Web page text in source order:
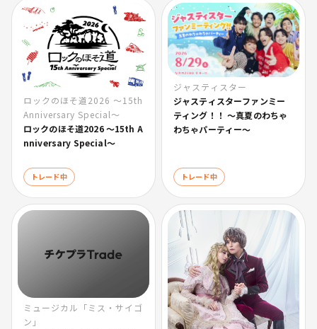
ロックのほそ道2026 〜15th
Anniversary Special〜
ロックのほそ道2026 〜15th A
nniversary Special〜
トレード中
ジャスティスター
ジャスティスターファンミー
ティング！！ 〜真夏のわちゃ
わちゃパーティー〜
トレード中
ミュージカル「ミス・サイゴ
ン」